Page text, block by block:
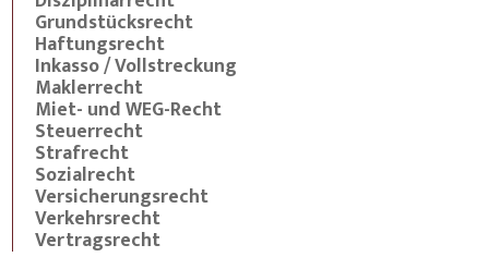
Grundstücksrecht
Haftungsrecht
Inkasso / Vollstreckung
Maklerrecht
Miet- und WEG-Recht
Steuerrecht
Strafrecht
Sozialrecht
Versicherungsrecht
Verkehrsrecht
Vertragsrecht